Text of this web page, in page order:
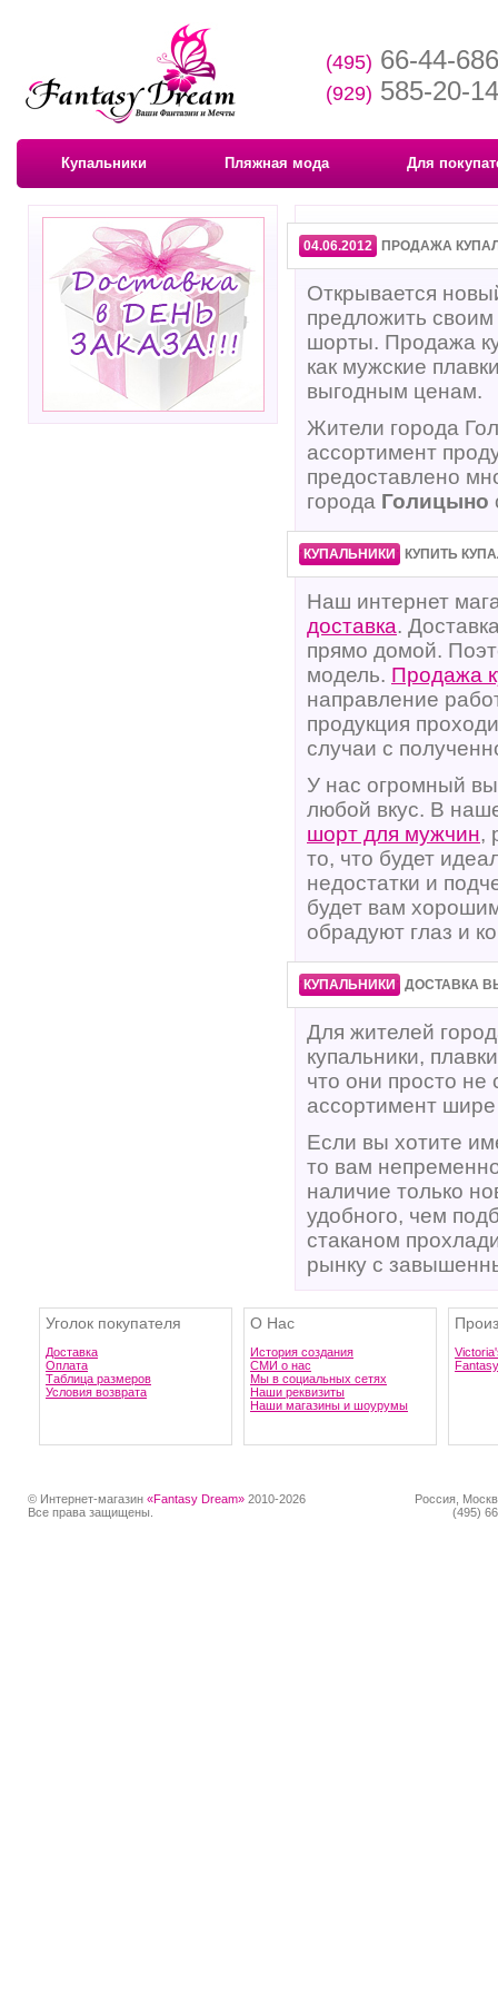
(495) 66-44-686
(929) 585-20-14
Купальники Пляжная мода Для
04.06.2012 ПРОДАЖА
Открывается
предложить
шорты. Продажа
как мужские
выгодным ценам.
Жители города
ассортимент
предоставлено
города Голицыно
· ·
КУПАЛЬНИКИ КУПИТЬ
Наш интернет
доставка.
прямо домой.
модель. Продажа
направление
продукция
случаи с
У нас огромный
любой вкус. В
шорт для мужчин,
то, что будет
недостатки и
будет вам
обрадуют глаз и
· ·
КУПАЛЬНИКИ ДОСТАВКА
Для жителей
купальники,
что они просто
ассортимент
Если вы хотите
то вам
наличие только
удобного, чем
стаканом
рынку с
Уголок покупателя
Доставка
Оплата
Таблица размеров
Условия возврата
О Нас
История создания
СМИ о нас
Мы в социальных сетях
Наши реквизиты
Наши магазины и шоурумы
© Интернет-магазин «Fantasy Dream» 2010-2026
Все права защищены.
Россия,
(495)